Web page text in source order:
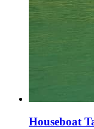
Houseboat